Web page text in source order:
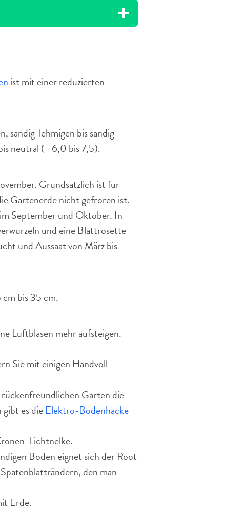
ist mit einer reduzierten
sandig-lehmigen bis sandig-
neutral (= 6,0 bis 7,5).
Grundsätzlich ist für
Gartenerde nicht gefroren ist.
September und Oktober. In
und eine Blattrosette
und Aussaat von März bis
bis 35 cm.
Luftblasen mehr aufsteigen.
Sie mit einigen Handvoll
Garten die
es die Elektro-Bodenhacke
Lichtnelke.
Boden eignet sich der Root
den man
Erde.